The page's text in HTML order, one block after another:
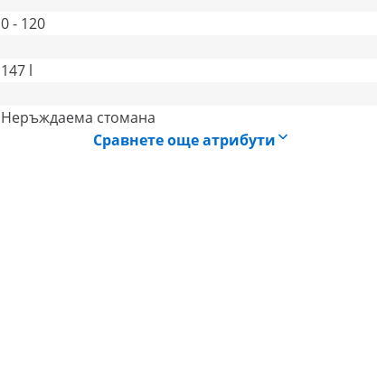
0 - 120
147 l
Неръждаема стомана
Сравнете още атрибути